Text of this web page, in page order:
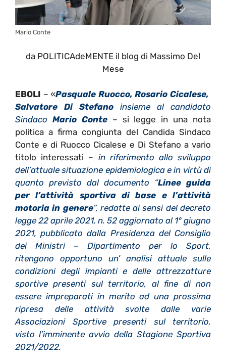
Mario Conte
da POLITICAdeMENTE il blog di Massimo Del
Mese
EBOLI – «Pasquale Ruocco, Rosario Cicalese,
Salvatore Di Stefano insieme al candidato
Sindaco Mario Conte– si legge in una nota
politica a firma congiunta del Candida Sindaco
Conte e di Ruocco Cicalese e Di Stefano a vario
titolo interessati – in riferimento allo sviluppo
dell’attuale situazione epidemiologica e in virtù di
quanto previsto dal documento “Linee guida
per l’attività sportiva di base e l’attività
motoria in genere”, redatte ai sensi del decreto
legge 22 aprile 2021, n. 52 aggiornato al 1° giugno
2021, pubblicato dalla Presidenza del Consiglio
dei Ministri – Dipartimento per lo Sport,
ritengono opportuno un’ analisi attuale sulle
condizioni degli impianti e delle attrezzatture
sportive presenti sul territorio, al fine di non
essere impreparati in merito ad una prossima
ripresa delle attività svolte dalle varie
Associazioni Sportive presenti sul territorio,
visto l’imminente avvio della Stagione Sportiva
2021/2022.